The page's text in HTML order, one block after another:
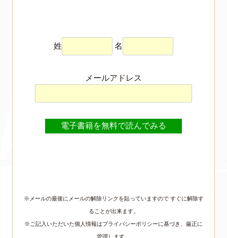
姓 名
メールアドレス
※メールの最後にメールの解除リンクを貼っていますので すぐに解除す
ることが出来ます。
※ご記入いただいた個人情報はプライバシーポリシーに基づき、厳正に
管理します。